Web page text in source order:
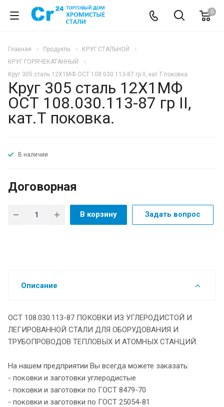
0
Главная Продукты
КРУГ СТАЛЬНОЙ
КРУГ ГОРЯЧЕКАТАННЫЙ
Круг 305 сталь 12Х1МФ ОСТ 108.030.113-87 гр II, кат.Т поковка.
Круг 305 сталь 12Х1МФ
ОСТ 108.030.113-87 гр II,
кат.Т поковка.
В наличии
Договорная
В корзину Задать вопрос
Описание
ОСТ 108.030.113-87 ПОКОВКИ ИЗ УГЛЕРОДИСТОЙ И
ЛЕГИРОВАННОЙ СТАЛИ ДЛЯ ОБОРУДОВАНИЯ И
ТРУБОПРОВОДОВ ТЕПЛОВЫХ И АТОМНЫХ СТАНЦИЙ.
На нашем предприятии Вы всегда можете заказать:
- поковки и заготовки углеродистые
- поковки и заготовки по ГОСТ 8479-70
- поковки и заготовки по ГОСТ 25054-81